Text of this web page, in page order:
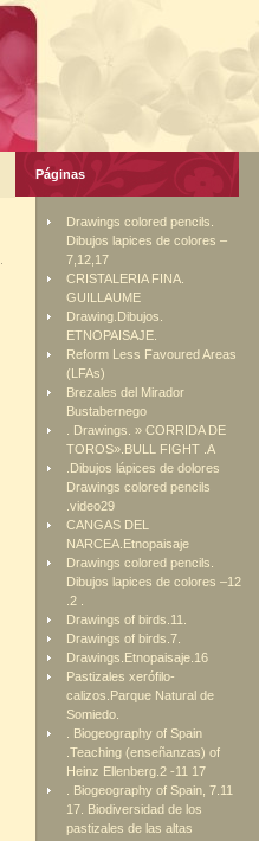
Páginas
Drawings colored pencils.
Dibujos lapices de colores –
7,12,17
CRISTALERIA FINA.
GUILLAUME
Drawing.Dibujos.
ETNOPAISAJE.
Reform Less Favoured Areas
(LFAs)
Brezales del Mirador
Bustabernego
. Drawings. » CORRIDA DE
TOROS».BULL FIGHT .A
.Dibujos lápices de dolores
Drawings colored pencils
.video29
CANGAS DEL
NARCEA.Etnopaisaje
Drawings colored pencils.
Dibujos lapices de colores –12
.2 .
Drawings of birds.11.
Drawings of birds.7.
Drawings.Etnopaisaje.16
Pastizales xerófilo-
calizos.Parque Natural de
Somiedo.
. Biogeography of Spain
.Teaching (enseñanzas) of
Heinz Ellenberg.2 -11 17
. Biogeography of Spain, 7.11
17. Biodiversidad de los
pastizales de las altas